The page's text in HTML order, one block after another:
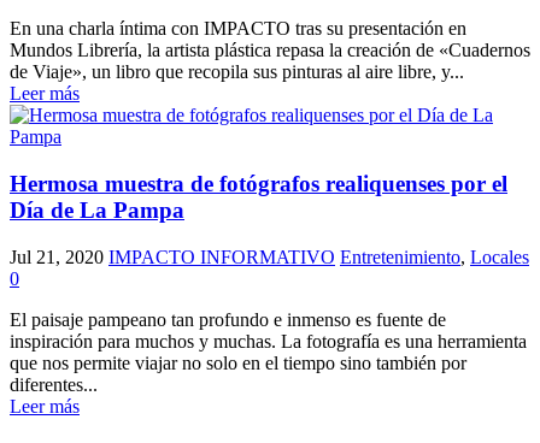
En una charla íntima con IMPACTO tras su presentación en
Mundos Librería, la artista plástica repasa la creación de «Cuadernos
de Viaje», un libro que recopila sus pinturas al aire libre, y...
Leer más
Hermosa muestra de fotógrafos realiquenses por el
Día de La Pampa
Jul 21, 2020 IMPACTO INFORMATIVO Entretenimiento, Locales
0
El paisaje pampeano tan profundo e inmenso es fuente de
inspiración para muchos y muchas. La fotografía es una herramienta
que nos permite viajar no solo en el tiempo sino también por
diferentes...
Leer más